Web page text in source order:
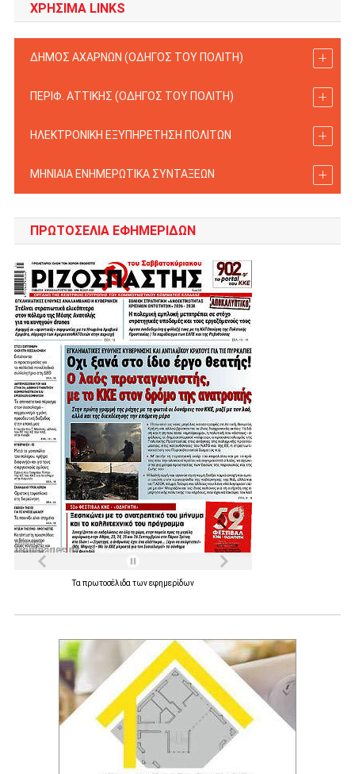
ΧΡΗΣΙΜΑ LINKS
ΔΗΜΟΣ ΑΧΑΡΝΩΝ (ΟΔΗΓΟΣ TOY ΠΟΛΙΤΗ)
ΠΕΡΙΦ. ΑΤΤΙΚΗΣ (ΟΔΗΓΟΣ TOY ΠΟΛΙΤΗ)
ΗΛΕΚΤΡΟΝΙΚΗ ΕΞΥΠΗΡΕΤΗΣΗ ΠΟΛΙΤΩΝ
ΜΗΝΙΑΙΑ ΕΝΗΜΕΡΩΤΙΚΑ ΣΥΝΤΑΞΕΩΝ
ΠΡΩΤΟΣΈΛΙΑ ΕΦΗΜΕΡΊΔΩΝ
Τα πρωτοσέλιδα τωνεφημερίδων